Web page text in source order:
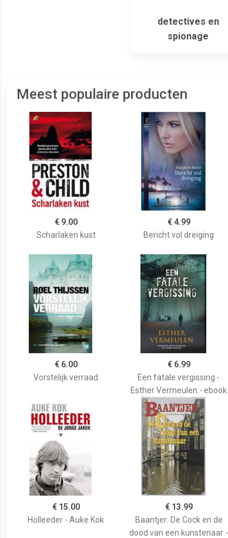
detectives en
spionage
Meest populaire producten
€ 9.00
Scharlaken kust
€ 4.99
Bericht vol dreiging
€ 6.00
Vorstelijk verraad
€ 6.99
Een fatale vergissing -
Esther Vermeulen - ebook
€ 15.00
Holleeder - Auke Kok
€ 13.99
Baantjer: De Cock en de
dood van een kunstenaar -